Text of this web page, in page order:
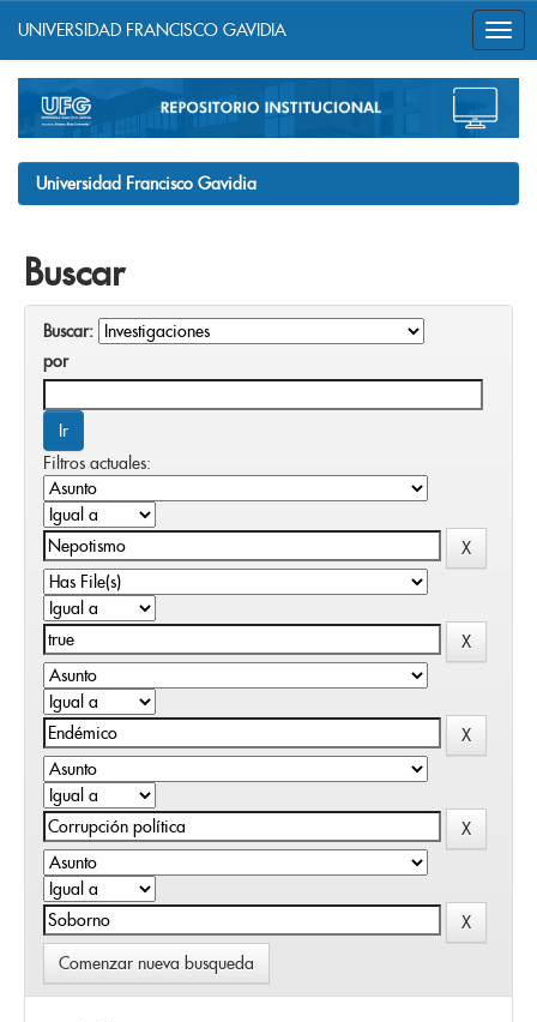
navigation
UNIVERSIDAD FRANCISCO GAVIDIA
Universidad Francisco Gavidia
Buscar
Buscar:
por
Filtros actuales:
Comenzar nueva busqueda